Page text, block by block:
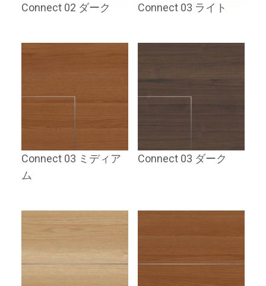
Connect 02 ダーク Connect 03 ライト
Connect 03 ミディア
ム
Connect 03 ダーク